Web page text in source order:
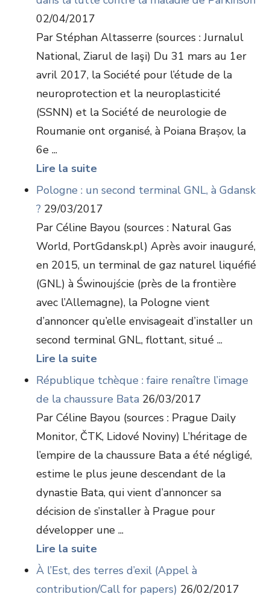
02/04/2017
Par Stéphan Altasserre (sources : Jurnalul
National, Ziarul de Iaşi) Du 31 mars au 1er
avril 2017, la Société pour l’étude de la
neuroprotection et la neuroplasticité
(SSNN) et la Société de neurologie de
Roumanie ont organisé, à Poiana Brașov, la
6e ...
Lire la suite
Pologne : un second terminal GNL, à Gdansk
? 29/03/2017
Par Céline Bayou (sources : Natural Gas
World, PortGdansk.pl) Après avoir inauguré,
en 2015, un terminal de gaz naturel liquéfié
(GNL) à Świnoujście (près de la frontière
avec l’Allemagne), la Pologne vient
d’annoncer qu’elle envisageait d’installer un
second terminal GNL, flottant, situé ...
Lire la suite
République tchèque : faire renaître l’image
de la chaussure Bata 26/03/2017
Par Céline Bayou (sources : Prague Daily
Monitor, ČTK, Lidové Noviny) L’héritage de
l’empire de la chaussure Bata a été négligé,
estime le plus jeune descendant de la
dynastie Bata, qui vient d’annoncer sa
décision de s’installer à Prague pour
développer une ...
Lire la suite
À l’Est, des terres d’exil (Appel à
contribution/Call for papers) 26/02/2017